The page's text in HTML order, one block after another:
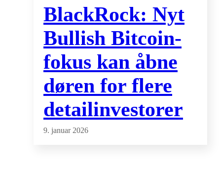
BlackRock: Nyt
Bullish Bitcoin-
fokus kan åbne
døren for flere
detailinvestorer
9. januar 2026